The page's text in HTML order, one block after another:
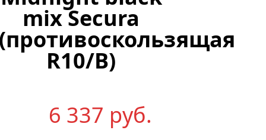
mix Secura
R10/B)
6 337 руб.
Цена